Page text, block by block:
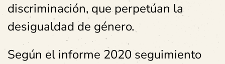
discriminación, que perpetúan la
desigualdad de género.
Según el informe 2020 seguimiento